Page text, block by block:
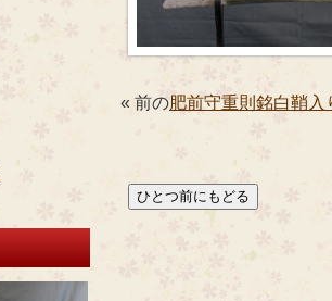
« 前の肥前守重則銘白鞘入